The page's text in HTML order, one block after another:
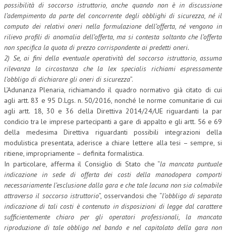
possibilità di soccorso istruttorio, anche quando non è in discussione
l’adempimento da parte del concorrente degli obblighi di sicurezza, né il
computo dei relativi oneri nella formulazione dell’offerta, né vengono in
rilievo profili di anomalia dell’offerta, ma si contesta soltanto che l’offerta
non specifica la quota di prezzo corrispondente ai predetti oneri.
2) Se, ai fini della eventuale operatività del soccorso istruttorio, assuma
rilevanza la circostanza che la lex specialis richiami espressamente
l’obbligo di dichiarare gli oneri di sicurezza”.
L’Adunanza Plenaria, richiamando il quadro normativo già citato di cui
agli artt. 83 e 95 D.Lgs. n. 50/2016, nonché le norme comunitarie di cui
agli artt. 18, 30 e 36 della Direttiva 2014/24/UE riguardanti la par
condicio tra le imprese partecipanti a gare di appalto e gli artt. 56 e 69
della medesima Direttiva riguardanti possibili integrazioni della
modulistica presentata, aderisce a chiare lettere alla tesi – sempre, si
ritiene, impropriamente – definita formalistica.
In particolare, afferma il Consiglio di Stato che “la mancata puntuale
indicazione in sede di offerta dei costi della manodopera comporti
necessariamente l’esclusione dalla gara e che tale lacuna non sia colmabile
attraverso il soccorso istruttorio”, osservandosi che “l’obbligo di separata
indicazione di tali costi è contenuto in disposizioni di legge dal carattere
sufficientemente chiaro per gli operatori professionali, la mancata
riproduzione di tale obbligo nel bando e nel capitolato della gara non